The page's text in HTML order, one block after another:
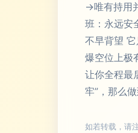
→唯有持用
班：永远安
不早背望
爆空位上极
让你全程最
牢”，那么
如若转载，请